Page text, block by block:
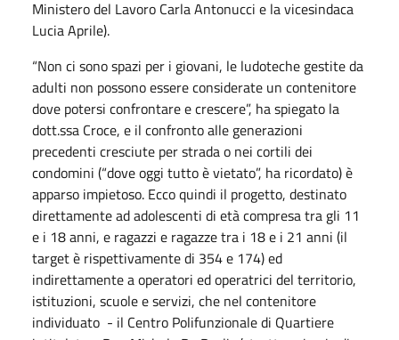
Ministero del Lavoro Carla Antonucci e la vicesindaca
Lucia Aprile).
“Non ci sono spazi per i giovani, le ludoteche gestite da
adulti non possono essere considerate un contenitore
dove potersi confrontare e crescere”, ha spiegato la
dott.ssa Croce, e il confronto alle generazioni
precedenti cresciute per strada o nei cortili dei
condomini (“dove oggi tutto è vietato”, ha ricordato) è
apparso impietoso. Ecco quindi il progetto, destinato
direttamente ad adolescenti di età compresa tra gli 11
e i 18 anni, e ragazzi e ragazze tra i 18 e i 21 anni (il
target è rispettivamente di 354 e 174) ed
indirettamente a operatori ed operatrici del territorio,
istituzioni, scuole e servizi, che nel contenitore
individuato - il Centro Polifunzionale di Quartiere